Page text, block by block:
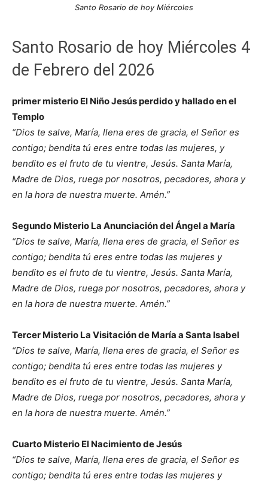
Santo Rosario de hoy Miércoles
Santo Rosario de hoy Miércoles 4
de Febrero del 2026
primer misterio El Niño Jesús perdido y hallado en el
Templo
“Dios te salve, María, llena eres de gracia, el Señor es
contigo; bendita tú eres entre todas las mujeres, y
bendito es el fruto de tu vientre, Jesús. Santa María,
Madre de Dios, ruega por nosotros, pecadores, ahora y
en la hora de nuestra muerte. Amén.”
Segundo Misterio La Anunciación del Ángel a María
“Dios te salve, María, llena eres de gracia, el Señor es
contigo; bendita tú eres entre todas las mujeres y
bendito es el fruto de tu vientre, Jesús. Santa María,
Madre de Dios, ruega por nosotros, pecadores, ahora y
en la hora de nuestra muerte. Amén.”
Tercer Misterio La Visitación de María a Santa Isabel
“Dios te salve, María, llena eres de gracia, el Señor es
contigo; bendita tú eres entre todas las mujeres y
bendito es el fruto de tu vientre, Jesús. Santa María,
Madre de Dios, ruega por nosotros, pecadores, ahora y
en la hora de nuestra muerte. Amén.”
Cuarto Misterio El Nacimiento de Jesús
“Dios te salve, María, llena eres de gracia, el Señor es
contigo; bendita tú eres entre todas las mujeres y